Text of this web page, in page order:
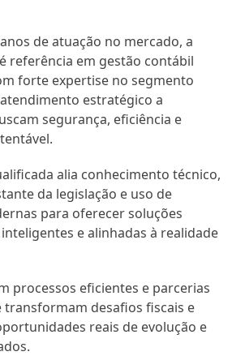
de atuação no mercado, a
referência em gestão contábil
forte expertise no segmento
estratégico a
segurança, eficiência e
alia conhecimento técnico,
da legislação e uso de
para oferecer soluções
e alinhadas à realidade
processos eficientes e parcerias
transformam desafios fiscais e
reais de evolução e